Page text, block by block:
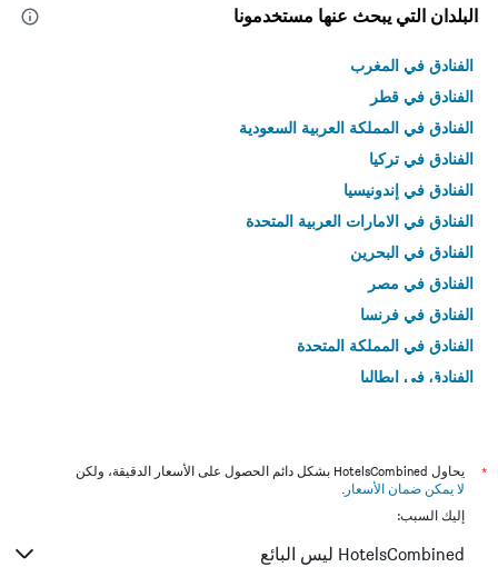
البلدان التي يبحث عنها مستخدمونا
الفنادق في المغرب
الفنادق في قطر
الفنادق في المملكة العربية السعودية
الفنادق في تركيا
الفنادق في إندونيسيا
الفنادق في الامارات العربية المتحدة
الفنادق في البحرين
الفنادق في مصر
الفنادق في فرنسا
الفنادق في المملكة المتحدة
الفنادق في إيطاليا
*
يحاول HotelsCombined بشكل دائم الحصول على الأسعار الدقيقة، ولكن
لا يمكن ضمان الأسعار .
إليك السبب:
HotelsCombined ليس البائع